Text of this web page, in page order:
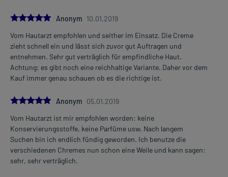
5.0Anonym 10.01.2019
Vom Hautarzt empfohlen und seither im Einsatz. Die Creme
zieht schnell ein und lässt sich zuvor gut Auftragen und
entnehmen. Sehr gut verträglich für empfindliche Haut.
Achtung: es gibt noch eine reichhaltige Variante. Daher vor dem
Kauf immer genau schauen ob es die richtige ist.
5.0Anonym 05.01.2019
Vom Hautarzt ist mir empfohlen worden: keine
Konservierungsstoffe, keine Parfüme usw. Nach langem
Suchen bin ich endlich fündig geworden. Ich benutze die
verschiedenen Chremes nun schon eine Weile und kann sagen:
sehr, sehr verträglich.